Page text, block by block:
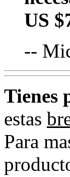
US
--
Tienes
estas
Para